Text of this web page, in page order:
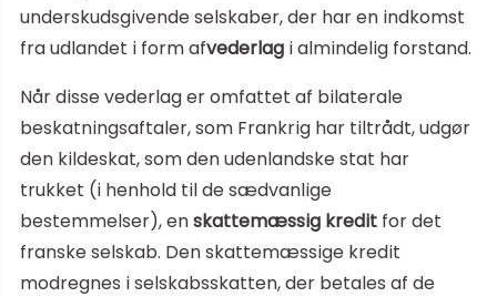
underskudsgivende selskaber, der har en indkomst
fra udlandet i form afvederlag i almindelig forstand.
Når disse vederlag er omfattet af bilaterale
beskatningsaftaler, som Frankrig har tiltrådt, udgør
den kildeskat, som den udenlandske stat har
trukket (i henhold til de sædvanlige
bestemmelser), enskattemæssig kredit for det
franske selskab. Den skattemæssige kredit
modregnes i selskabsskatten, der betales af de